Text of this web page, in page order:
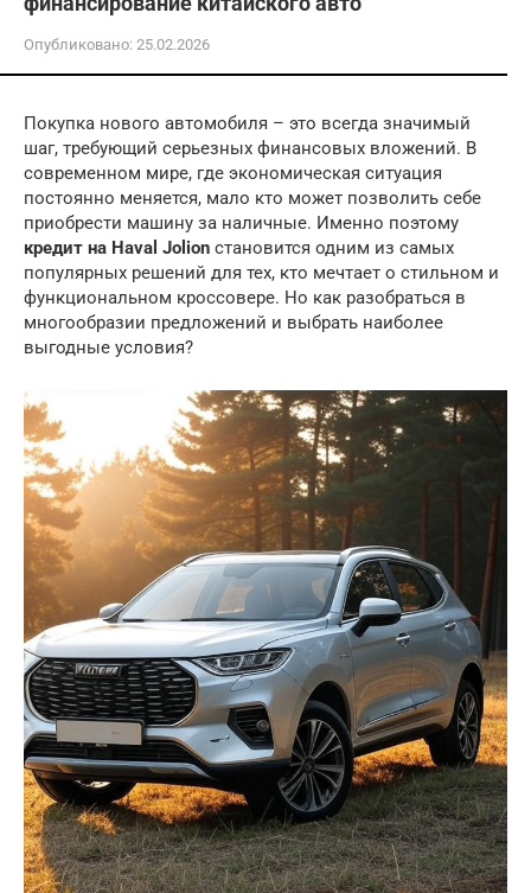
Опубликовано: 25.02.2026
Покупка нового автомобиля – это всегда значимый
шаг, требующий серьезных финансовых вложений. В
современном мире, где экономическая ситуация
постоянно меняется, мало кто может позволить себе
приобрести машину за наличные. Именно поэтому
кредит на Haval Jolion становится одним из самых
популярных решений для тех, кто мечтает о стильном и
функциональном кроссовере. Но как разобраться в
многообразии предложений и выбрать наиболее
выгодные условия?